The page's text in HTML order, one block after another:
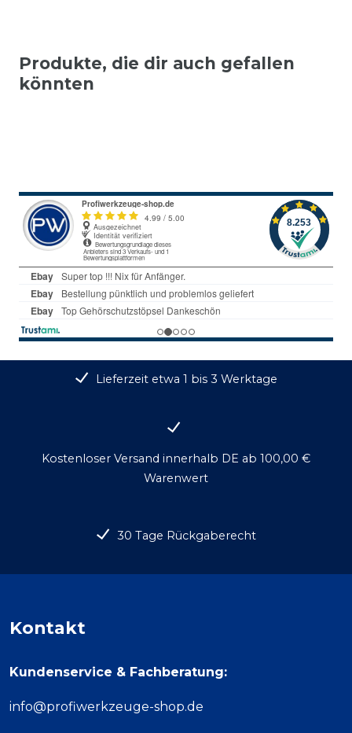
Produkte, die dir auch gefallen
könnten
Lieferzeit etwa 1 bis 3 Werktage
Kostenloser Versand innerhalb DE ab 100,00 €
Warenwert
30 Tage Rückgaberecht
Kontakt
Kundenservice & Fachberatung:
info@profiwerkzeuge-shop.de